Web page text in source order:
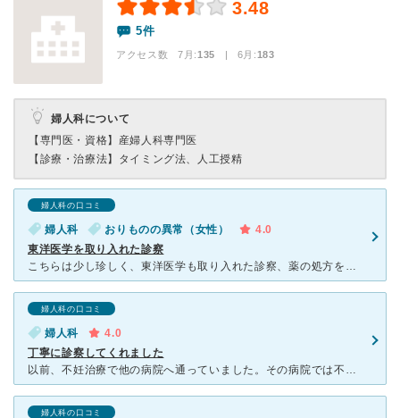
3.48
5件
アクセス数 7月:135 | 6月:183
婦人科について
【専門医・資格】 産婦人科専門医
【診療・治療法】 タイミング法、人工授精
婦人科の口コミ
婦人科 おりものの異常（女性）
4.0
東洋医学を取り入れた診察
こちらは少し珍しく、東洋医学も取り入れた診察、薬の処方をしてくださいます。 そのため他院とは違った観点での診断を聞くことができます。 おりものの量、においが気になり行きました。内診の際に、お尻の頬
婦人科の口コミ
婦人科
4.0
丁寧に診察してくれました
以前、不妊治療で他の病院へ通っていました。その病院では不妊の原因は不明・特に問題なしと診断されながら通い続けていたのですが、全然妊娠もしないのでその病院へ通うのをやめました。 今回体調不良でこち
婦人科の口コミ